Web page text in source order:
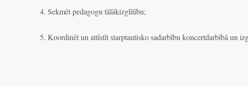
4. Sekmēt pedagogu tālākizglītību;
5. Koordinēt un attīstīt starptautisko sadarbību koncertdarbībā un